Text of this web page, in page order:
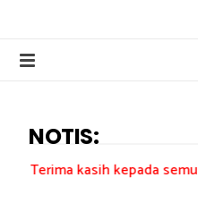
NOTIS:
kepada semua pengundi.......